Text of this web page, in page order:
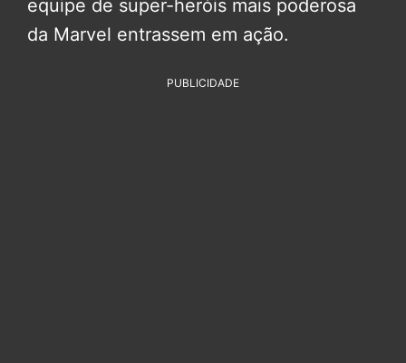
equipe de super-heróis mais poderosa
da Marvel entrassem em ação.
PUBLICIDADE